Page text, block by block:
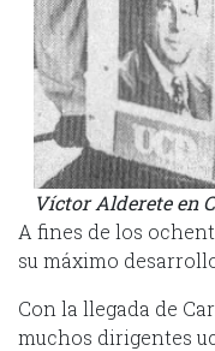
Víctor Alderete en
A fines de los
su máximo
Con la llegada de
muchos dirigentes